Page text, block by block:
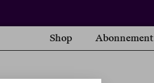
Shop Abonnement